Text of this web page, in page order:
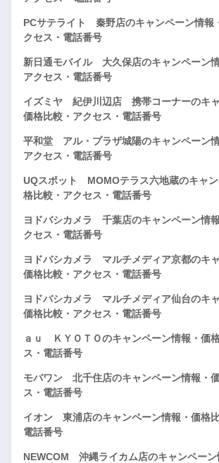
PCサテライト 秦野店のキャンペーン情報
クセス・電話番号
新日通モバイル 大久保店のキャンペーン
アクセス・電話番号
イズミヤ 紀伊川辺店 携帯コーナーのキャ
価格比較・アクセス・電話番号
平和堂 アル・プラザ城陽のキャンペーン
アクセス・電話番号
UQスポット MOMOテラス六地蔵のキャ
格比較・アクセス・電話番号
ヨドバシカメラ 千葉店のキャンペーン情
クセス・電話番号
ヨドバシカメラ マルチメディア京都のキ
価格比較・アクセス・電話番号
ヨドバシカメラ マルチメディア仙台のキ
価格比較・アクセス・電話番号
ａｕ ＫＹＯＴＯのキャンペーン情報・価
ス・電話番号
モバワン 北千住店のキャンペーン情報・
ス・電話番号
イオン 東浦店のキャンペーン情報・価格
電話番号
NEWCOM 沖縄ライカム店のキャンペーン